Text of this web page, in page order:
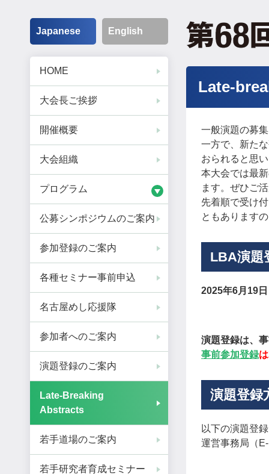
Japanese English
HOME
大会長ご挨拶
開催概要
大会組織
プログラム
公募シンポジウムのご案内
参加登録のご案内
各種セミナー事前申込
名古屋めし応援隊
参加者へのご案内
演題登録のご案内
Late-Breaking
Abstracts
若手道場のご案内
若手研究者育成セミナー
Late-
一般演題の募
一方で、新た
おられると思
本大会では最
ます。ぜひご
先着順で受け
ともあります
LBA演題
2025年6月19
演題登録は、
事前参加登録
演題登録
以下の演題登
運営事務局（